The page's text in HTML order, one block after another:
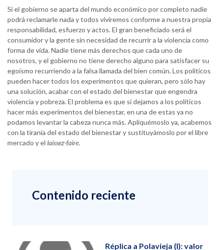
Si el gobierno se aparta del mundo económico por completo nadie
podrá reclamarle nada y todos viviremos conforme a nuestra propia
responsabilidad, esfuerzo y actos. El gran beneficiado será el
consumidor y la gente sin necesidad de recurrir a la violencia como
forma de vida. Nadie tiene más derechos que cada uno de
nosotros, y el gobierno no tiene derecho alguno para satisfacer su
egoísmo recurriendo a la falsa llamada del bien común. Los políticos
pueden hacer todos los experimentos que quieran, pero sólo hay
una solución, acabar con el estado del bienestar que engendra
violencia y pobreza. El problema es que si dejamos a los políticos
hacer más experimentos del bienestar, en una de estas ya no
podamos levantar la cabeza nunca más. Apliquémoslo ya, acabemos
con la tiranía del estado del bienestar y sustituyámoslo por el libre
mercado y el laissez-faire.
Contenido reciente
Réplica a Polavieja (I): valor